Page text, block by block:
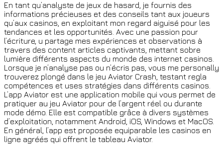
En tant qu’analyste de jeux de hasard, je fournis des
informations précieuses et des conseils tant aux joueurs
qu’aux casinos, en exploitant mon regard aiguisé pour les
tendances et les opportunités. Avec une passion pour
l’écriture, u partage mes expériences et observations à
travers des content articles captivants, mettant sobre
lumière différents aspects du monde des internet casinos.
Lorsque je n’analyse pas ou n’écris pas, vous me personally
trouverez plongé dans le jeu Aviator Crash, testant regla
compétences et uses stratégies dans différents casinos.
L’app Aviator est une application mobile qui vous permet de
pratiquer au jeu Aviator pour de l’argent réel ou durante
mode démo. Elle est compatible grâce à divers systèmes
d’exploitation, notamment Android, iOS, Windows et MacOS.
En général, l’app est proposée equiparable les casinos en
ligne agréés qui offrent le tableau Aviator.